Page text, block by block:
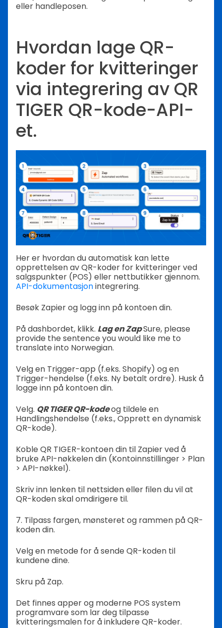
eller handleposen.
Hvordan lage QR-
koder for kvitteringer
via integrering av QR
TIGER QR-kode-API-
et.
Her er hvordan du automatisk kan lette
opprettelsen av QR-koder for kvitteringer ved
salgspunkter (POS) eller nettbutikker gjennom.
API-dokumentasjonintegrering.
Besøk Zapier og logg inn på kontoen din.
På dashbordet, klikk. Lag en ZapSure, please
provide the sentence you would like me to
translate into Norwegian.
Velg en Trigger-app (f.eks. Shopify) og en
Trigger-hendelse (f.eks. Ny betalt ordre). Husk å
logge inn på kontoen din.
Velg. QR TIGER QR-kodeog tildele en
Handlingshendelse (f.eks., Opprett en dynamisk
QR-kode).
Koble QR TIGER-kontoen din til Zapier ved å
bruke API-nøkkelen din (Kontoinnstillinger > Plan
> API-nøkkel).
Skriv inn lenken til nettsiden eller filen du vil at
QR-koden skal omdirigere til.
7. Tilpass fargen, mønsteret og rammen på QR-
koden din.
Velg en metode for å sende QR-koden til
kundene dine.
Skru på Zap.
Det finnes apper og moderne POS system
programvare som lar deg tilpasse
kvitteringsmalen for å inkludere QR-koder.